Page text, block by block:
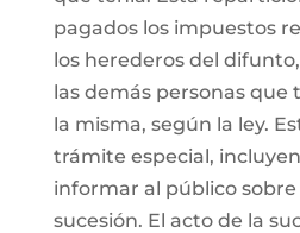
pagados los impuestos
los herederos del
las demás personas que
la misma, según la ley.
trámite especial,
informar al público sobre
sucesión. El acto de la